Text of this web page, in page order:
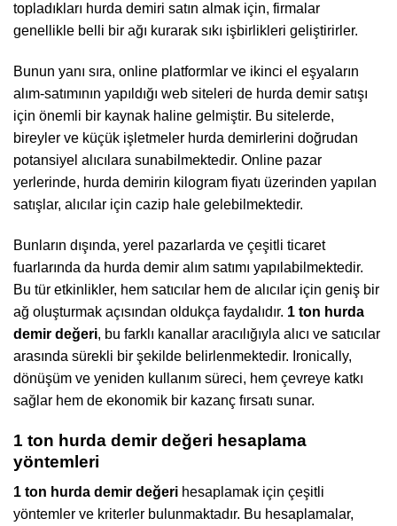
topladıkları hurda demiri satın almak için, firmalar
genellikle belli bir ağı kurarak sıkı işbirlikleri geliştirirler.
Bunun yanı sıra, online platformlar ve ikinci el eşyaların
alım-satımının yapıldığı web siteleri de hurda demir satışı
için önemli bir kaynak haline gelmiştir. Bu sitelerde,
bireyler ve küçük işletmeler hurda demirlerini doğrudan
potansiyel alıcılara sunabilmektedir. Online pazar
yerlerinde, hurda demirin kilogram fiyatı üzerinden yapılan
satışlar, alıcılar için cazip hale gelebilmektedir.
Bunların dışında, yerel pazarlarda ve çeşitli ticaret
fuarlarında da hurda demir alım satımı yapılabilmektedir.
Bu tür etkinlikler, hem satıcılar hem de alıcılar için geniş bir
ağ oluşturmak açısından oldukça faydalıdır. 1 ton hurda
demir değeri, bu farklı kanallar aracılığıyla alıcı ve satıcılar
arasında sürekli bir şekilde belirlenmektedir. Ironically,
dönüşüm ve yeniden kullanım süreci, hem çevreye katkı
sağlar hem de ekonomik bir kazanç fırsatı sunar.
1 ton hurda demir değeri hesaplama
yöntemleri
1 ton hurda demir değeri hesaplamak için çeşitli
yöntemler ve kriterler bulunmaktadır. Bu hesaplamalar,